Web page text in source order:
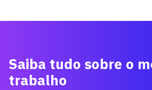
Saiba tudo sobre o
trabalho